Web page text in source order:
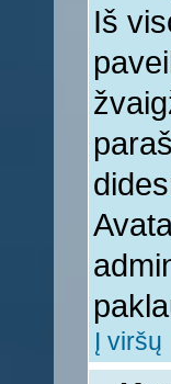
Iš
Į viršų